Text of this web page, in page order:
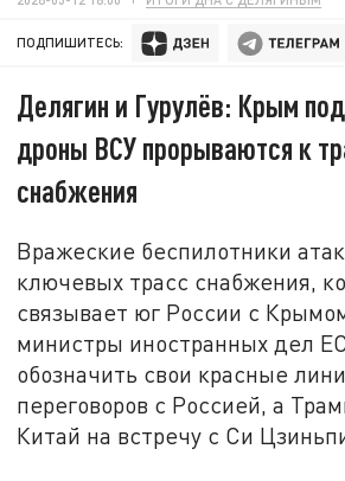
ПОДПИШИТЕСЬ:
Делягин и Гурулёв: Крым
дроны ВСУ прорываются к
снабжения
Вражеские беспилотники
ключевых трасс снабжения,
связывает юг России с
министры иностранных дел
обозначить свои красные
переговоров с Россией, а
Китай на встречу с Си